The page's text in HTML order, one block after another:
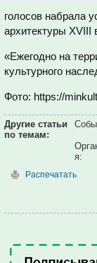
голосов набрала
архитектуры XVIII
«Ежегодно на
культурного
Фото: https://
Другие статьи
по темам:
я:
Распечатать